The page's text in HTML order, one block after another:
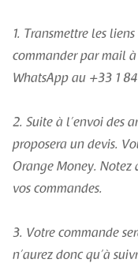
1. Transmettre les
commander par mail à
WhatsApp au +33 1
2. Suite à l’envoi des
proposera un devis.
Orange Money. Notez
vos commandes.
3. Votre commande
n’aurez donc qu’à